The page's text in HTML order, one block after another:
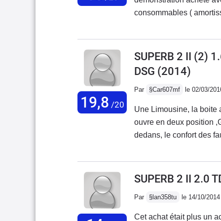
du véhicule en
consommables (
reste est d'origine, aucune panne...Point
finition correct et
respect les limitation
et réception radio
après la modification du logiciel)Point
pneus 245/45/17 !
mordant a basse
concession très
19,8 /20
SUPERB 2 II (2)
DSG (2014)
Par §Car607mf le 02/03/
Une Limousine, la boite
ouvre en deux position
dedans, le confort des
SUPERB 2 II 2.0
Par §lan358tu le 14/10/2014
Cet achat était plus un